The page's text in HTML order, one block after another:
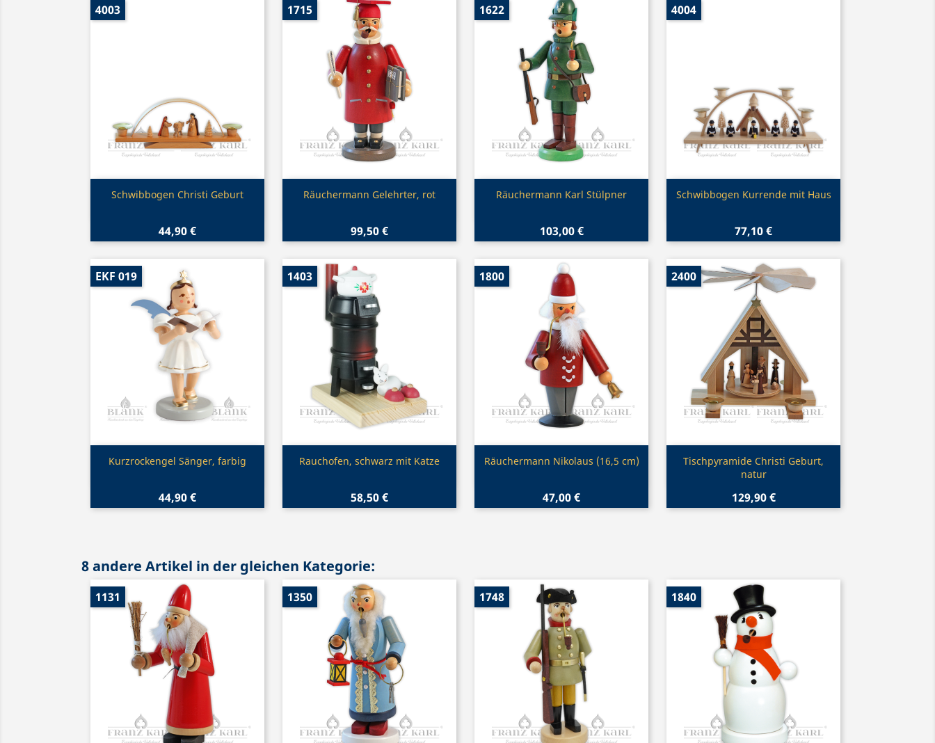
Vorschau
Schwibbogen Christi Geburt
44,90 €
4003
Vorschau
Räuchermann Gelehrter, rot
99,50 €
1715
Vorschau
Räuchermann Karl Stülpner
103,00 €
1622
Vorschau
Schwibbogen Kurrende mit Haus
77,10 €
4004
Vorschau
Kurzrockengel Sänger, farbig
44,90 €
EKF 019
 Vorschau
Rauchofen, schwarz mit Katze
58,50 €
1403
Vorschau
Räuchermann Nikolaus (16,5 cm)
47,00 €
1800
Vorschau
Tischpyramide Christi Geburt,
natur
129,90 €
2400
8 andere Artikel in der gleichen Kategorie:
1131 1350 1748 1840